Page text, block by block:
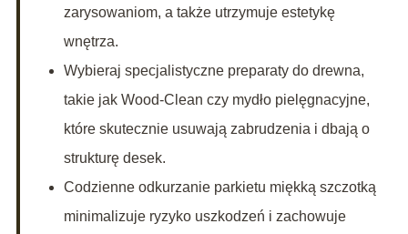
zarysowaniom, a także utrzymuje estetykę
wnętrza.
Wybieraj specjalistyczne preparaty do drewna,
takie jak Wood-Clean czy mydło pielęgnacyjne,
które skutecznie usuwają zabrudzenia i dbają o
strukturę desek.
Codzienne odkurzanie parkietu miękką szczotką
minimalizuje ryzyko uszkodzeń i zachowuje